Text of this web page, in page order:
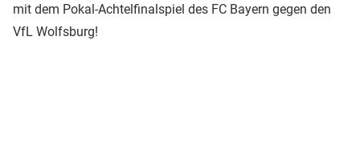
mit dem Pokal-Achtelfinalspiel des FC Bayern gegen den
VfL Wolfsburg!